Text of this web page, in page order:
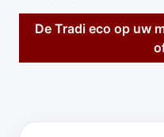
De Tradi eco op uw